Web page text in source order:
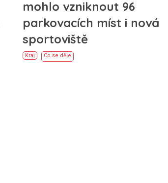
mohlo vzniknout 96
parkovacích míst i nová
sportoviště
Kraj Co se děje